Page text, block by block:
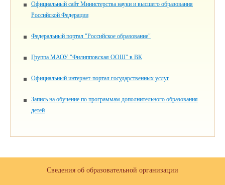
Официальный сайт Министерства науки и высшего образования
Российской Федерации
Федеральный портал "Российское образование"
Группа МАОУ "Филипповская ООШ" в ВК
Официальный интернет-портал государственных услуг
Запись на обучение по программам дополнительного образования
детей
Сведения об образовательной организации